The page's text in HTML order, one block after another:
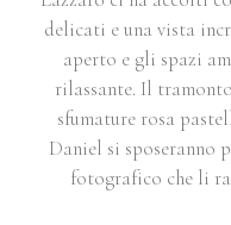
delicati e una vista
aperto e gli spazi
rilassante. Il
sfumature rosa
Daniel si sposeranno
fotografico che li